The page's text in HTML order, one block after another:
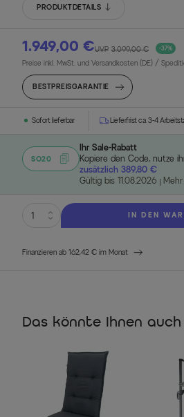
PRODUKTDETAILS
1.949,00 € -37%
UVP 3.099,00 €
Preise inkl. MwSt. und Versandkosten (DE) /
BESTPREISGARANTIE
Sofort lieferbar Lieferfrist ca. 3-4
SO20
Ihr Sale-Rabatt
Kopiere den Code, nutze
zusätzlich 389,80 €
Gültig bis 11.08.2026
IN DEN
Finanzieren ab 162,42 € im Monat
Das könnte Ihnen